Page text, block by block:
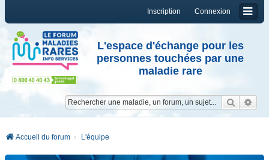
Connexion
Inscription
L'espace d'échange pour les
personnes touchées par une
maladie rare
Accueil du forum L'équipe